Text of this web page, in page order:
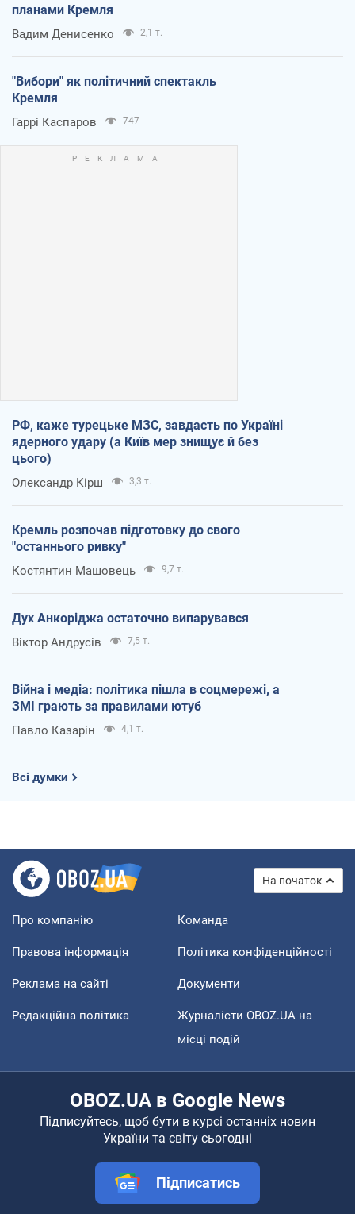
планами Кремля
Вадим Денисенко 2,1 т.
"Вибори" як політичний спектакль
Кремля
Гаррі Каспаров 747
РФ, каже турецьке МЗС, завдасть по Україні
ядерного удару (а Київ мер знищує й без
цього)
Олександр Кірш 3,3 т.
Кремль розпочав підготовку до свого
"останнього ривку"
Костянтин Машовець 9,7 т.
Дух Анкоріджа остаточно випарувався
Віктор Андрусів 7,5 т.
Війна і медіа: політика пішла в соцмережі, а
ЗМІ грають за правилами ютуб
Павло Казарін 4,1 т.
Всі думки
На початок
Про компанію Команда
Правова інформація Політика конфіденційності
Реклама на сайті Документи
Редакційна політика
Журналісти OBOZ.UA на
місці подій
OBOZ.UA в Google News
Підписуйтесь, щоб бути в курсі останніх новин
України та світу сьогодні
Підписатись